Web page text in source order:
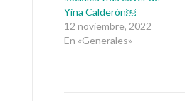
Yina Calderón￼
12 noviembre, 2022
En «Generales»